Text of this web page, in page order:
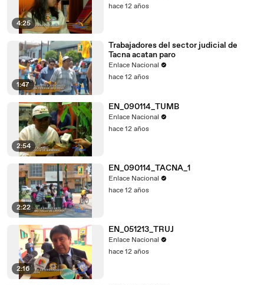
4:25
hace 12 años
1:47
Trabajadores del sector judicial de
Tacna acatan paro
Enlace Nacional
hace 12 años
2:54
EN_090114_TUMB
Enlace Nacional
hace 12 años
2:22
EN_090114_TACNA_1
Enlace Nacional
hace 12 años
2:16
EN_051213_TRUJ
Enlace Nacional
hace 12 años